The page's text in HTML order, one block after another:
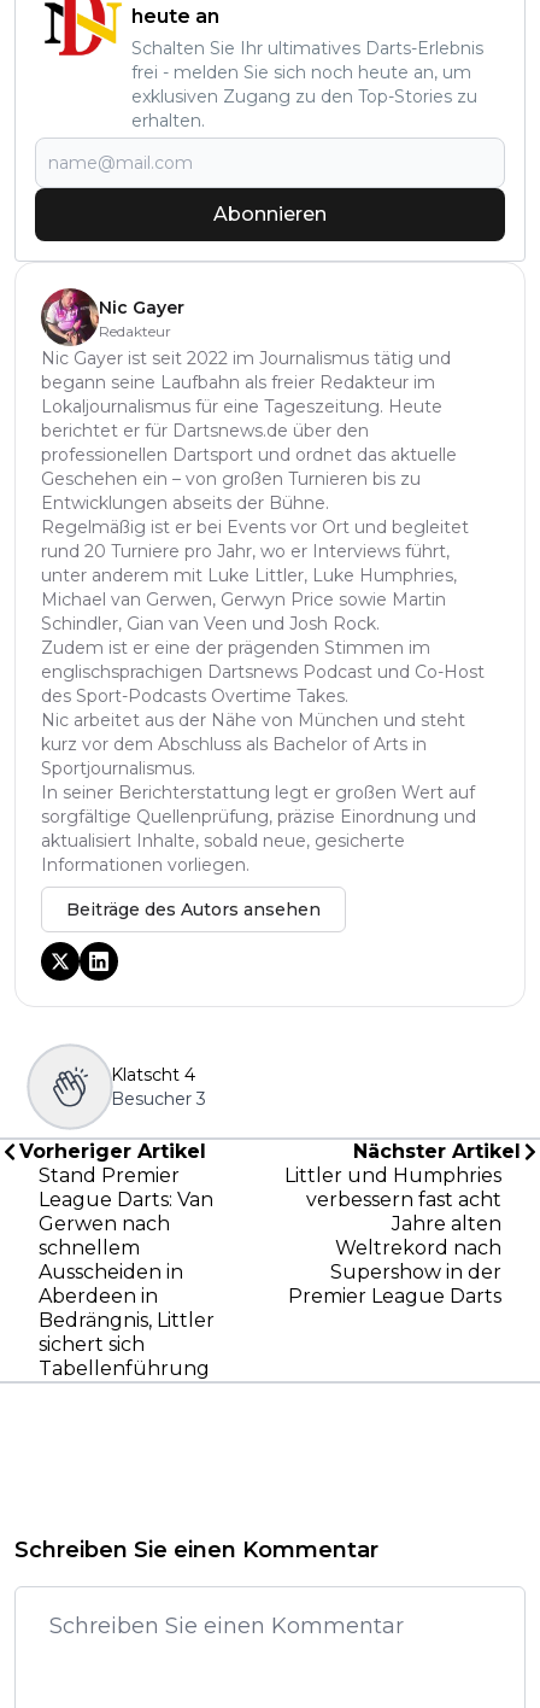
heute an
Schalten Sie Ihr ultimatives Darts-Erlebnis
frei - melden Sie sich noch heute an, um
exklusiven Zugang zu den Top-Stories zu
erhalten.
Abonnieren
Nic Gayer
Redakteur
Nic Gayer ist seit 2022 im Journalismus tätig und
begann seine Laufbahn als freier Redakteur im
Lokaljournalismus für eine Tageszeitung. Heute
berichtet er für Dartsnews.de über den
professionellen Dartsport und ordnet das aktuelle
Geschehen ein – von großen Turnieren bis zu
Entwicklungen abseits der Bühne.
Regelmäßig ist er bei Events vor Ort und begleitet
rund 20 Turniere pro Jahr, wo er Interviews führt,
unter anderem mit Luke Littler, Luke Humphries,
Michael van Gerwen, Gerwyn Price sowie Martin
Schindler, Gian van Veen und Josh Rock.
Zudem ist er eine der prägenden Stimmen im
englischsprachigen Dartsnews Podcast und Co-Host
des Sport-Podcasts Overtime Takes.
Nic arbeitet aus der Nähe von München und steht
kurz vor dem Abschluss als Bachelor of Arts in
Sportjournalismus.
In seiner Berichterstattung legt er großen Wert auf
sorgfältige Quellenprüfung, präzise Einordnung und
aktualisiert Inhalte, sobald neue, gesicherte
Informationen vorliegen.
Beiträge des Autors ansehen
Klatscht 4
Besucher 3
Vorheriger Artikel
Stand Premier
League Darts: Van
Gerwen nach
schnellem
Ausscheiden in
Aberdeen in
Bedrängnis, Littler
sichert sich
Tabellenführung
Nächster Artikel
Littler und Humphries
verbessern fast acht
Jahre alten
Weltrekord nach
Supershow in der
Premier League Darts
Schreiben Sie einen Kommentar